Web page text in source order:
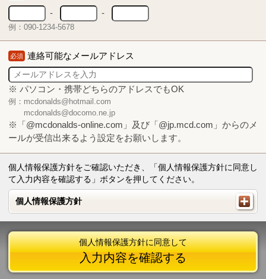
-
-
例：090-1234-5678
必須 連絡可能なメールアドレス
※ パソコン・携帯どちらのアドレスでもOK
例：mcdonalds@hotmail.com
mcdonalds@docomo.ne.jp
※「@mcdonalds-online.com」及び「@jp.mcd.com」からのメ
ールが受信出来るよう設定をお願いします。
個人情報保護方針をご確認いただき、「個人情報保護方針に同意し
て入力内容を確認する」ボタンを押してください。
個人情報保護方針
個人情報保護方針
個人情報保護方針に同意して
入力内容を確認する